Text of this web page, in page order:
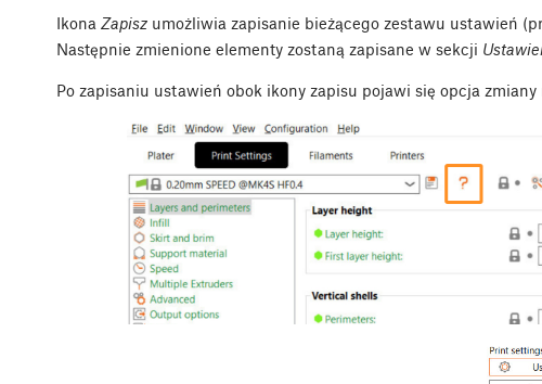
Ikona Zapisz umożliwia zapisanie bieżącego zestawu ustawień
Następnie zmienione elementy zostaną zapisane w sekcji
Po zapisaniu ustawień obok ikony zapisu pojawi się opcja